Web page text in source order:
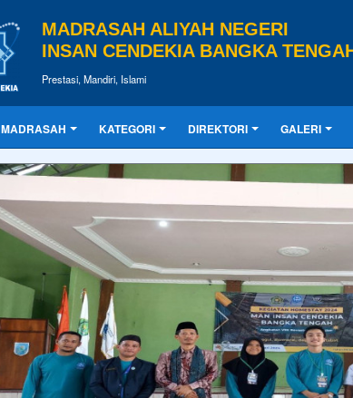
MADRASAH ALIYAH NEGERI
INSAN CENDEKIA BANGKA
Prestasi, Mandiri, Islami
MADRASAH KATEGORI DIREKTORI GALERI